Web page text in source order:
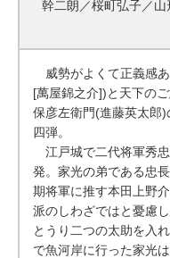
幹二朗／桜町弘子／
威勢がよくて正義感
[萬屋錦之介])と天下の
保彦左衛門(進藤英太郎
四弾。
江戸城で二代将軍秀
発。家光の弟である忠
期将軍に推す本田上野
派のしわざではと憂慮
とうり二つの太助を入
で魚河岸に行った家光